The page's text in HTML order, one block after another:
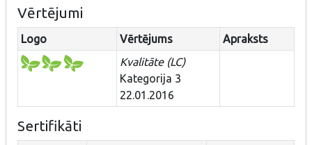
Vērtējumi
Logo Vērtējums
Apraksts
Kvalitāte (LC)
Kategorija 3
22.01.2016
Sertifikāti